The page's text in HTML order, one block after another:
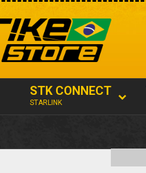
STK CONNECT
STARLINK